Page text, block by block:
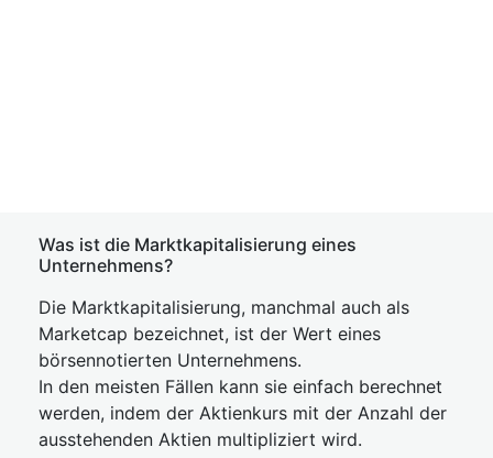
Was ist die Marktkapitalisierung eines
Unternehmens?
Die Marktkapitalisierung, manchmal auch als
Marketcap bezeichnet, ist der Wert eines
börsennotierten Unternehmens.
In den meisten Fällen kann sie einfach berechnet
werden, indem der Aktienkurs mit der Anzahl der
ausstehenden Aktien multipliziert wird.